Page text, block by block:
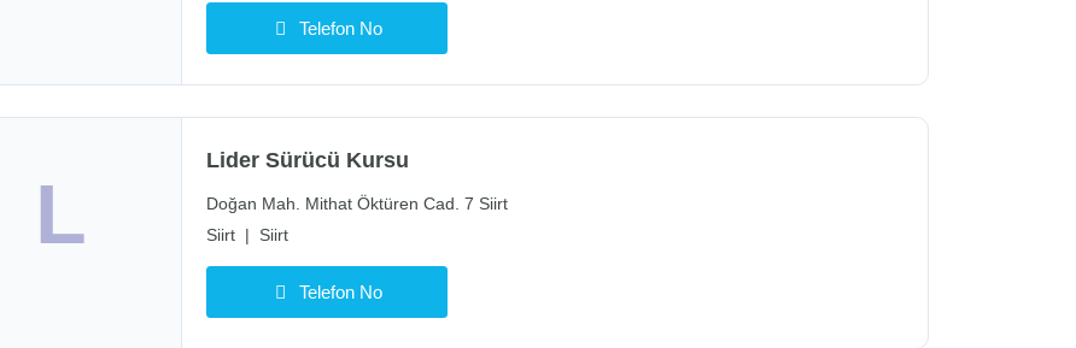
Telefon No
L
Lider Sürücü Kursu
Doğan Mah. Mithat Öktüren Cad. 7 Siirt
Siirt | Siirt
Telefon No